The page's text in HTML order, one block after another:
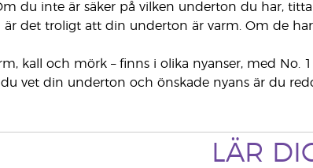
du inte är säker på vilken underton du har,
det troligt att din underton är varm. Om de
kall och mörk – finns i olika nyanser, med No.
vet din underton och önskade nyans är du
LÄR